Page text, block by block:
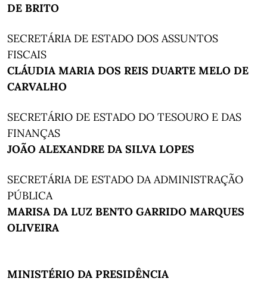
DE BRITO
SECRETÁRIA DE ESTADO DOS ASSUNTOS
FISCAIS
CLÁUDIA MARIA DOS REIS DUARTE MELO DE
CARVALHO
SECRETÁRIO DE ESTADO DO TESOURO E DAS
FINANÇAS
JOÃO ALEXANDRE DA SILVA LOPES
SECRETÁRIA DE ESTADO DA ADMINISTRAÇÃO
PÚBLICA
MARISA DA LUZ BENTO GARRIDO MARQUES
OLIVEIRA
MINISTÉRIO DA PRESIDÊNCIA